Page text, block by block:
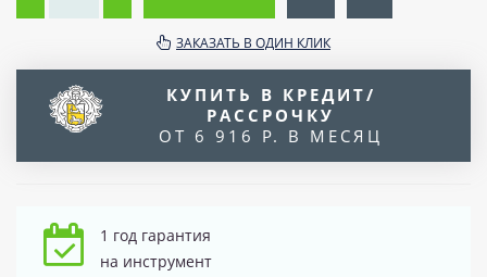
ЗАКАЗАТЬ В ОДИН КЛИК
КУПИТЬ В КРЕДИТ/
РАССРОЧКУ
ОТ 6 916 Р. В МЕСЯЦ
1 год гарантия
на инструмент